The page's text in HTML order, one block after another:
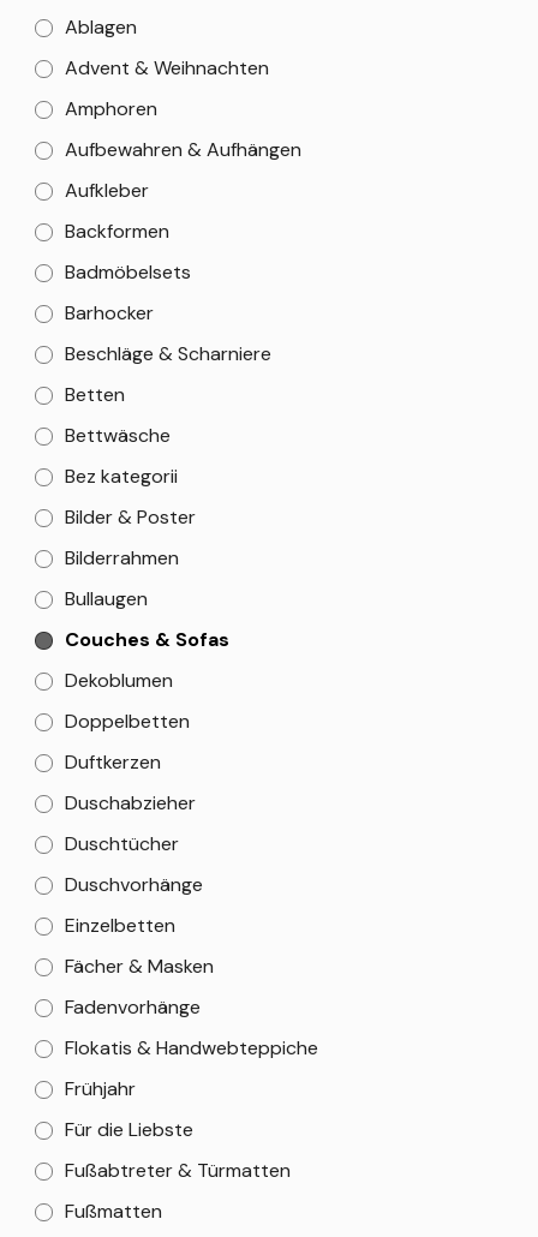
Ablagen
Advent & Weihnachten
Amphoren
Aufbewahren & Aufhängen
Aufkleber
Backformen
Badmöbelsets
Barhocker
Beschläge & Scharniere
Betten
Bettwäsche
Bez kategorii
Bilder & Poster
Bilderrahmen
Bullaugen
Couches & Sofas
Dekoblumen
Doppelbetten
Duftkerzen
Duschabzieher
Duschtücher
Duschvorhänge
Einzelbetten
Fächer & Masken
Fadenvorhänge
Flokatis & Handwebteppiche
Frühjahr
Für die Liebste
Fußabtreter & Türmatten
Fußmatten